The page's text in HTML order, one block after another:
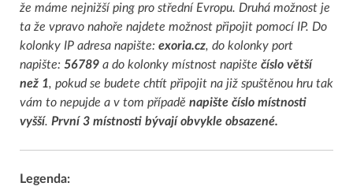
že máme nejnižší ping pro střední Evropu. Druhá možnost je
ta že vpravo nahoře najdete možnost připojit pomocí IP. Do
kolonky IP adresa napište: exoria.cz, do kolonky port
napište: 56789 a do kolonky místnost napište číslo větší
než 1, pokud se budete chtít připojit na již spuštěnou hru tak
vám to nepujde a v tom případě napište číslo místnosti
vyšší. První 3 místnosti bývají obvykle obsazené.
Legenda: